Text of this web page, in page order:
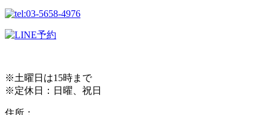
※土曜日は15時まで
※定休日：日曜、祝日